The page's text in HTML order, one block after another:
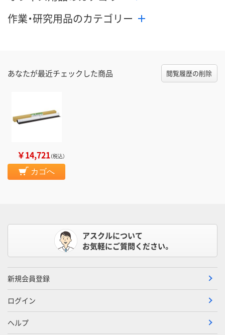
作業・研究用品のカテゴリー
あなたが最近チェックした商品 閲覧履歴の削除
￥14,721（税込）
カゴへ
アスクルについて
お気軽にご質問ください。
新規会員登録
ログイン
ヘルプ